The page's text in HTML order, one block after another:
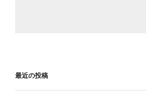
最近の投稿